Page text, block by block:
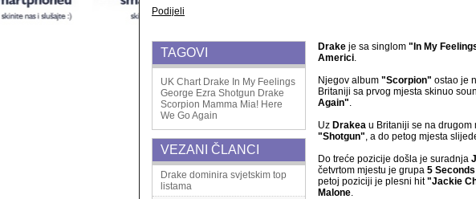
Podijeli
TAGOVI
UK Chart Drake In My Feelings
George Ezra Shotgun Drake
Scorpion Mamma Mia! Here
We Go Again
VEZANI ČLANCI
Drake dominira svjetskim top
listama
Drake je sa singlom "In My
Americi.
Njegov album "Scorpion" ostao je
Britaniji sa prvog mjesta skinuo
Again".
Uz Drakea u Britaniji se na drugom
"Shotgun", a do petog mjesta
Do treće pozicije došla je suradnja
četvrtom mjestu je grupa 5
petoj poziciji je plesni hit"Jackie
Malone.